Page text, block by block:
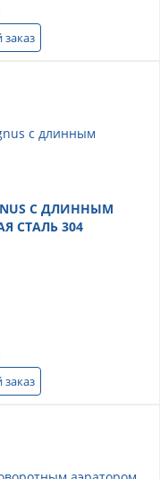
С ДЛИННЫМ
СТАЛЬ 304